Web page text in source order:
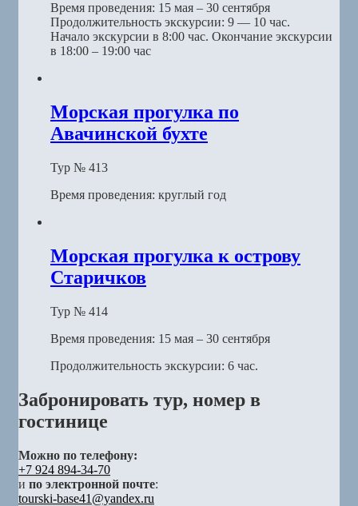
Время проведения: 15 мая – 30 сентября
Продолжительность экскурсии: 9 — 10 час.
Начало экскурсии в 8:00 час. Окончание экскурсии
в 18:00 – 19:00 час
Морская прогулка по
Авачинской бухте
Тур № 413
Время проведения: круглый год
Морская прогулка к острову
Старичков
Тур № 414
Время проведения: 15 мая – 30 сентября
Продолжительность экскурсии: 6 час.
Забронировать тур, номер в
гостинице
Можно по телефону:
+7 924 894-34-70
и по электронной почте:
tourski-base41@yandex.ru